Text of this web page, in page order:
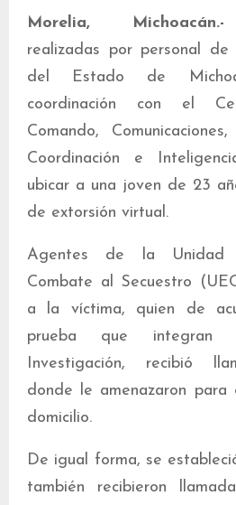
Morelia, Michoacán.-
realizadas por personal de
del Estado de
coordinación con el
Comando,
Coordinación e
ubicar a una joven de 23
de extorsión virtual.
Agentes de la Unidad
Combate al Secuestro
a la víctima, quien de
prueba que
Investigación, recibió
donde le amenazaron para
domicilio.
De igual forma, se
también recibieron